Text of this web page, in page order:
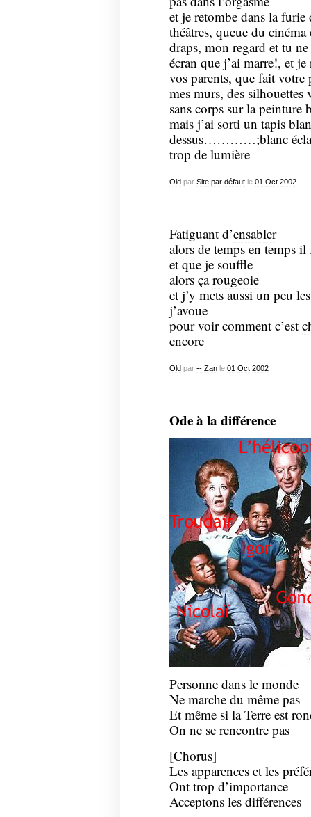
et je retombe dans la
théâtres, queue du cinéma
draps, mon regard et tu
écran que j’ai marre!, et
vos parents, que fait votre
mes murs, des
sans corps sur la peinture
mais j’ai sorti un tapis
dessus…………;blanc
trop de lumière
Old par Site par défautle 01 Oct 2002
Fatiguant d’ensabler
alors de temps en temps
et que je souffle
alors çarougeoie
et j’y mets aussi un peu
j’avoue
pour voir comment c’est
encore
Oldpar -- Zanle 01 Oct 2002
Ode à la différence
Personne dans le monde
Ne marche du même pas
Et même si la Terre est
On ne se rencontre pas
[Chorus]
Les apparences et les
Ont trop d’importance
Acceptons les différences